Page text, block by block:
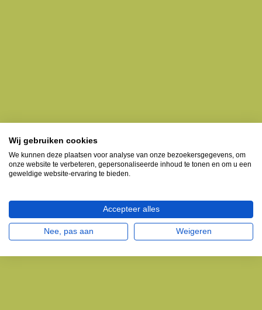
Wij gebruiken cookies
We kunnen deze plaatsen voor analyse van onze bezoekersgegevens, om
onze website te verbeteren, gepersonaliseerde inhoud te tonen en om u een
geweldige website-ervaring te bieden.
Accepteer alles
Nee, pas aan Weigeren